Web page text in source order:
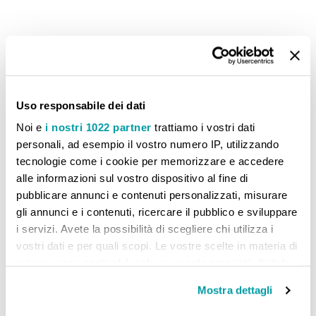
Uso responsabile dei dati
Noi e i nostri 1022 partner trattiamo i vostri dati
personali, ad esempio il vostro numero IP, utilizzando
tecnologie come i cookie per memorizzare e accedere
alle informazioni sul vostro dispositivo al fine di
pubblicare annunci e contenuti personalizzati, misurare
gli annunci e i contenuti, ricercare il pubblico e sviluppare
i servizi. Avete la possibilità di scegliere chi utilizza i
vostri dati e per quali scopi. Le vostre scelte in materia di
modificare o revocare il proprio consenso in qualsiasi
momento dalla Dichiarazione sui cookie o facendo clic
Mostra dettagli
Non ci sono articoli da confrontare.